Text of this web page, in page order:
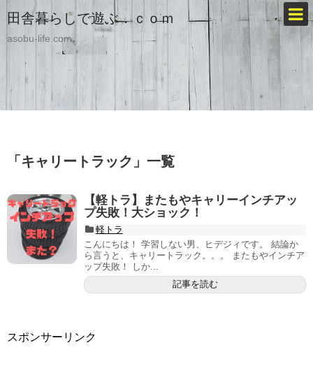
田舎暮らしで遊ぶ．ｃｏｍ
asobu-life.com
「 キャリートラック 」 一覧
【軽トラ】またもやキャリーインチアッ
プ失敗！大ショック！
軽トラ
こんにちは！ 学習しない男、ヒデジィです。 結論か
ら言うと、キャリートラック。。。 またもやインチア
ップ失敗！ しか...
記事を読む
スポンサーリンク